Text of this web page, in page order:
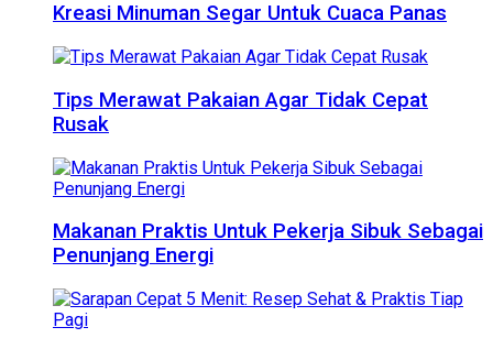
Kreasi Minuman Segar Untuk Cuaca Panas
Tips Merawat Pakaian Agar Tidak Cepat
Rusak
Makanan Praktis Untuk Pekerja Sibuk Sebagai
Penunjang Energi